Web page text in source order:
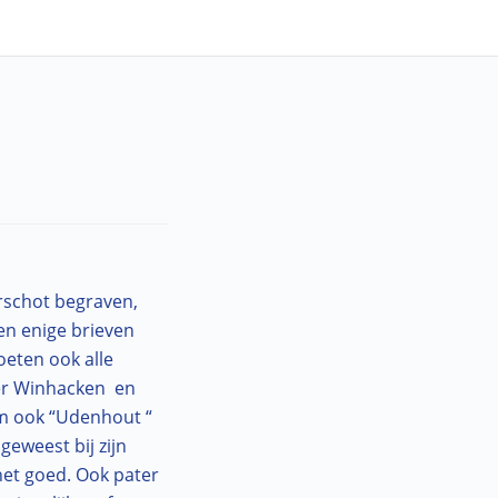
begraven,
enige brieven
ook alle
Winhacken en
ook “Udenhout “
bij zijn
goed. Ook pater